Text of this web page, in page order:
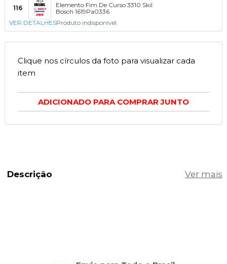
116
Elemento Fim De Curso 3310 Skil
Bosch 1619Pa0336
VER DETALHESProduto indisponível
Clique nos círculos da foto para visualizar cada
item
ADICIONADO PARA COMPRAR JUNTO
Descrição